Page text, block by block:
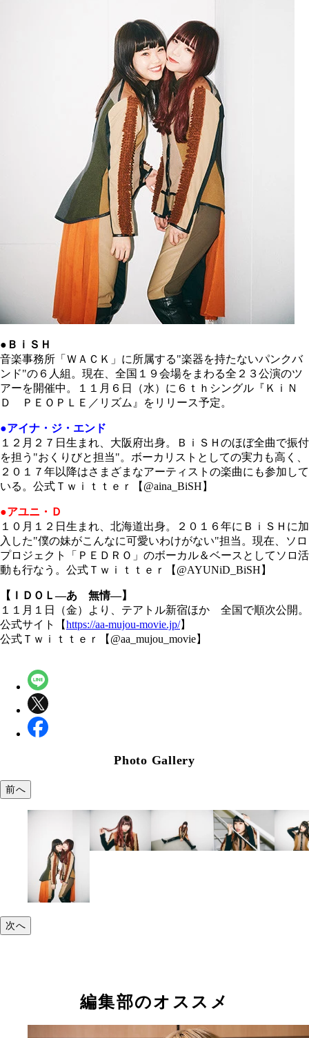
●ＢｉＳＨ
音楽事務所「ＷＡＣＫ」に所属する"楽器を持たないパンクバ
ンド"の６人組。現在、全国１９会場をまわる全２３公演のツ
アーを開催中。１１月６日（水）に６ｔｈシングル『ＫｉＮ
Ｄ ＰＥＯＰＬＥ／リズム』をリリース予定。
●アイナ・ジ・エンド
１２月２７日生まれ、大阪府出身。ＢｉＳＨのほぼ全曲で振付
を担う"おくりびと担当"。ボーカリストとしての実力も高く、
２０１７年以降はさまざまなアーティストの楽曲にも参加して
いる。公式Ｔｗｉｔｔｅｒ【@aina_BiSH】
●アユニ・Ｄ
１０月１２日生まれ、北海道出身。２０１６年にＢｉＳＨに加
入した"僕の妹がこんなに可愛いわけがない"担当。現在、ソロ
プロジェクト「ＰＥＤＲＯ」のボーカル＆ベースとしてソロ活
動も行なう。公式Ｔｗｉｔｔｅｒ【@AYUNiD_BiSH】
【ＩＤＯＬ―あゝ無情―】
１１月１日（金）より、テアトル新宿ほか 全国で順次公開。
公式サイト【https://aa-mujou-movie.jp/】
公式Ｔｗｉｔｔｅｒ【@aa_mujou_movie】
Photo Gallery
前へ
次へ
編集部のオススメ